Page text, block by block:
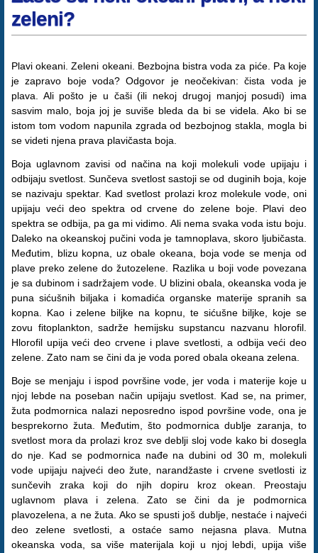
zeleni?
Plavi okeani. Zeleni okeani. Bezbojna bistra voda za piće. Pa koje
je zapravo boje voda? Odgovor je neočekivan: čista voda je
plava. Ali pošto je u čaši (ili nekoj drugoj manjoj posudi) ima
sasvim malo, boja joj je suviše bleda da bi se videla. Ako bi se
istom tom vodom napunila zgrada od bezbojnog stakla, mogla bi
se videti njena prava plavičasta boja.
Boja uglavnom zavisi od načina na koji molekuli vode upijaju i
odbijaju svetlost. Sunčeva svetlost sastoji se od duginih boja, koje
se nazivaju spektar. Kad svetlost prolazi kroz molekule vode, oni
upijaju veći deo spektra od crvene do zelene boje. Plavi deo
spektra se odbija, pa ga mi vidimo. Ali nema svaka voda istu boju.
Daleko na okeanskoj pučini voda je tamnoplava, skoro ljubičasta.
Međutim, blizu kopna, uz obale okeana, boja vode se menja od
plave preko zelene do žutozelene. Razlika u boji vode povezana
je sa dubinom i sadržajem vode. U blizini obala, okeanska voda je
puna sićušnih biljaka i komadića organske materije spranih sa
kopna. Kao i zelene biljke na kopnu, te sićušne biljke, koje se
zovu fitoplankton, sadrže hemijsku supstancu nazvanu hlorofil.
Hlorofil upija veći deo crvene i plave svetlosti, a odbija veći deo
zelene. Zato nam se čini da je voda pored obala okeana zelena.
Boje se menjaju i ispod površine vode, jer voda i materije koje u
njoj lebde na poseban način upijaju svetlost. Kad se, na primer,
žuta podmornica nalazi neposredno ispod površine vode, ona je
besprekorno žuta. Međutim, što podmornica dublje zaranja, to
svetlost mora da prolazi kroz sve deblji sloj vode kako bi dosegla
do nje. Kad se podmornica nađe na dubini od 30 m, molekuli
vode upijaju najveći deo žute, narandžaste i crvene svetlosti iz
sunčevih zraka koji do njih dopiru kroz okean. Preostaju
uglavnom plava i zelena. Zato se čini da je podmornica
plavozelena, a ne žuta. Ako se spusti još dublje, nestaće i najveći
deo zelene svetlosti, a ostaće samo nejasna plava. Mutna
okeanska voda, sa više materijala koji u njoj lebdi, upija više